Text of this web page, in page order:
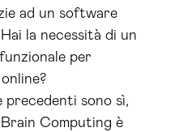
ad un software
la necessità di un
per
precedenti sono sì,
Computing è